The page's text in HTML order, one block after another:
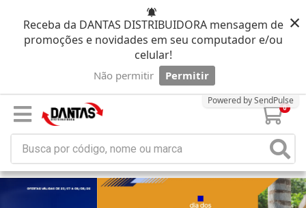
Receba da DANTAS DISTRIBUIDORA mensagem de
promoções e novidades em seu computador e/ou
celular!
Não permitir Permitir
Powered by SendPulse
×
0